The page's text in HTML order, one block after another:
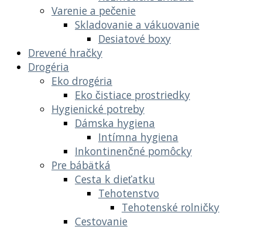
Varenie a pečenie
Skladovanie a vákuovanie
Desiatové boxy
Drevené hračky
Drogéria
Eko drogéria
Eko čistiace prostriedky
Hygienické potreby
Dámska hygiena
Intímna hygiena
Inkontinenčné pomôcky
Pre bábätká
Cesta k dieťatku
Tehotenstvo
Tehotenské rolničky
Cestovanie